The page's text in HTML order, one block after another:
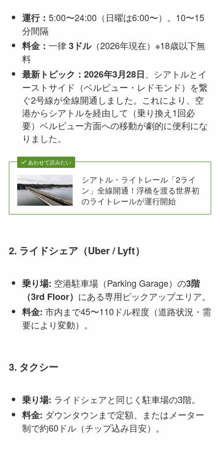
運行： 5:00〜24:00（日曜は6:00〜）。10〜15
分間隔
料金： 一律3ドル（2026年現在）※18歳以下無
料
最新トピック：2026年3月28日、シアトルとイ
ーストサイド（ベルビュー・レドモンド）を繋
ぐ2号線が全線開通しました。これにより、空
港からシアトルを経由して（乗り換え1回必
要）ベルビュー方面への移動が劇的に便利にな
りました。
あわせて読みたい
シアトル・ライトレール「2ライ
ン」全線開通！浮橋を渡る世界初
のライトレールが運行開始
2. ライドシェア（Uber / Lyft）
乗り場: 空港駐車場（Parking Garage）の3階
（3rd Floor） にある専用ピックアップエリア。
料金: 市内まで45〜110ドル程度（道路状況・需
要により変動）。
3. タクシー
乗り場: ライドシェアと同じく駐車場の3階。
料金: ダウンタウンまで定額、またはメーター
制で約60ドル（チップ込み目安）。